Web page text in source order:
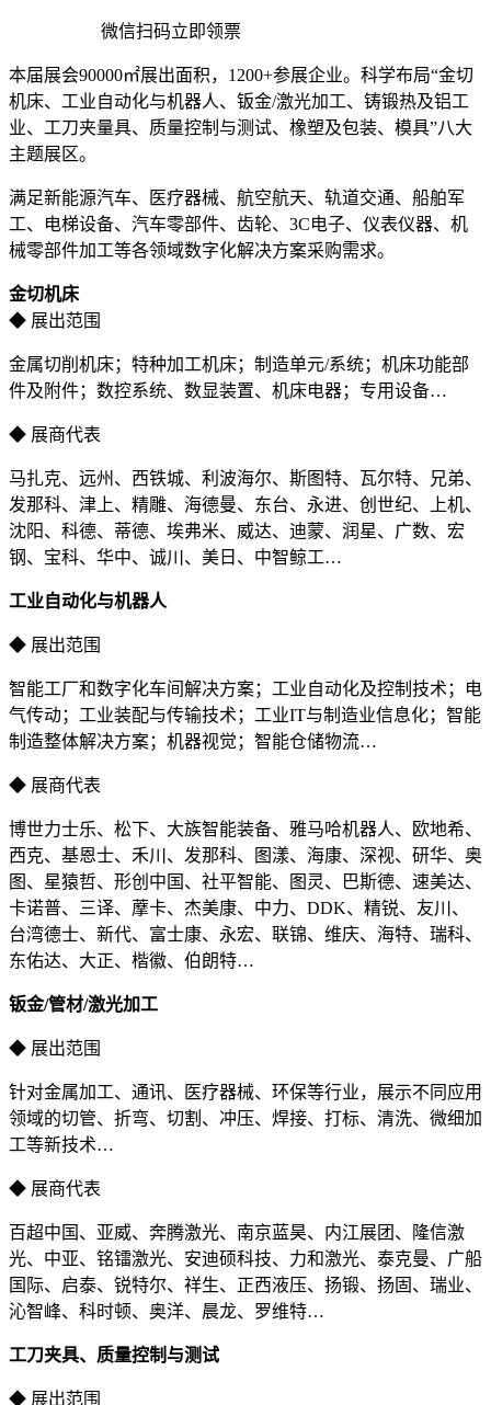
微信扫码立即领票
本届展会90000㎡展出面积，1200+参展企业。科学布局“金切
机床、工业自动化与机器人、钣金/激光加工、铸锻热及铝工
业、工刀夹量具、质量控制与测试、橡塑及包装、模具”八大
主题展区。
满足新能源汽车、医疗器械、航空航天、轨道交通、船舶军
工、电梯设备、汽车零部件、齿轮、3C电子、仪表仪器、机
械零部件加工等各领域数字化解决方案采购需求。
金切机床
◆ 展出范围
金属切削机床；特种加工机床；制造单元/系统；机床功能部
件及附件；数控系统、数显装置、机床电器；专用设备…
◆ 展商代表
马扎克、远州、西铁城、利波海尔、斯图特、瓦尔特、兄弟、
发那科、津上、精雕、海德曼、东台、永进、创世纪、上机、
沈阳、科德、蒂德、埃弗米、威达、迪蒙、润星、广数、宏
钢、宝科、华中、诚川、美日、中智鲸工…
工业自动化与机器人
◆ 展出范围
智能工厂和数字化车间解决方案；工业自动化及控制技术；电
气传动；工业装配与传输技术；工业IT与制造业信息化；智能
制造整体解决方案；机器视觉；智能仓储物流…
◆ 展商代表
博世力士乐、松下、大族智能装备、雅马哈机器人、欧地希、
西克、基恩士、禾川、发那科、图漾、海康、深视、研华、奥
图、星猿哲、形创中国、社平智能、图灵、巴斯德、速美达、
卡诺普、三译、藦卡、杰美康、中力、DDK、精锐、友川、
台湾德士、新代、富士康、永宏、联锦、维庆、海特、瑞科、
东佑达、大正、楷徽、伯朗特…
钣金/管材/激光加工
◆ 展出范围
针对金属加工、通讯、医疗器械、环保等行业，展示不同应用
领域的切管、折弯、切割、冲压、焊接、打标、清洗、微细加
工等新技术…
◆ 展商代表
百超中国、亚威、奔腾激光、南京蓝昊、内江展团、隆信激
光、中亚、铭镭激光、安迪硕科技、力和激光、泰克曼、广船
国际、启泰、锐特尔、祥生、正西液压、扬锻、扬固、瑞业、
沁智峰、科时顿、奥洋、晨龙、罗维特…
工刀夹具、质量控制与测试
◆ 展出范围